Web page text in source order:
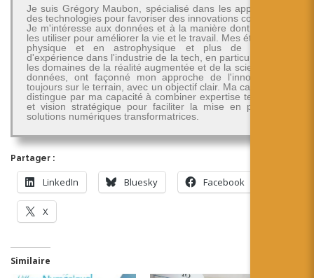
Je suis Grégory Maubon, spécialisé dans les applications
des technologies pour favoriser des innovations concrètes.
Je m'intéresse aux données et à la manière dont on peut
les utiliser pour améliorer la vie et le travail. Mes études en
physique et en astrophysique et plus de 30 ans
d'expérience dans l'industrie de la tech, en particulier dans
les domaines de la réalité augmentée et de la science des
données, ont façonné mon approche de l'innovation -
toujours sur le terrain, avec un objectif clair. Ma carrière se
distingue par ma capacité à combiner expertise technique
et vision stratégique pour faciliter la mise en place de
solutions numériques transformatrices.
Partager :
LinkedIn Bluesky Facebook
X
Similaire